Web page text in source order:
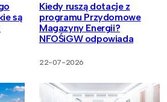
są
Kiedy ruszą dotacje z
programu Przydomowe
Magazyny Energii?
NFOŚiGW odpowiada
22-07-2026